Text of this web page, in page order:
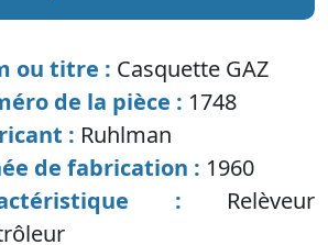
ou titre : Casquette GAZ
de la pièce : 1748
: Ruhlman
de fabrication : 1960
: Relèveur